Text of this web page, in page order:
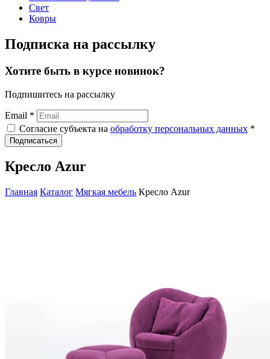
Свет
Ковры
Подписка на рассылку
Хотите быть в курсе новинок?
Подпишитесь на рассылку
Email *
Согласие субъекта на обработку персональных данных *
Подписаться
Кресло Azur
Главная Каталог Мягкая мебель Кресло Azur